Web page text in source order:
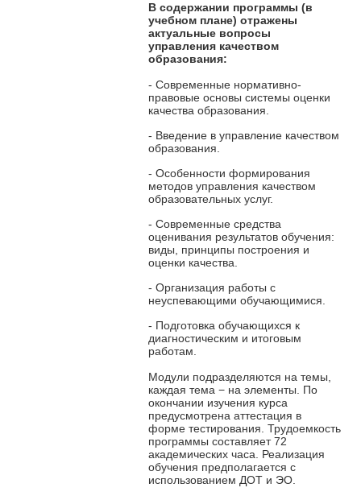
В содержании программы (в
учебном плане) отражены
актуальные вопросы
управления качеством
образования:
- Современные нормативно-
правовые основы системы оценки
качества образования.
- Введение в управление качеством
образования.
- Особенности формирования
методов управления качеством
образовательных услуг.
- Современные средства
оценивания результатов обучения:
виды, принципы построения и
оценки качества.
- Организация работы с
неуспевающими обучающимися.
- Подготовка обучающихся к
диагностическим и итоговым
работам.
Модули подразделяются на темы,
каждая тема − на элементы. По
окончании изучения курса
предусмотрена аттестация в
форме тестирования. Трудоемкость
программы составляет 72
академических часа. Реализация
обучения предполагается с
использованием ДОТ и ЭО.